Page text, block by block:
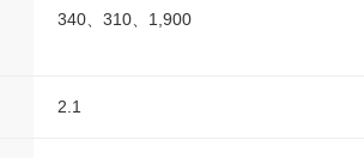
340、310、1,900
2.1